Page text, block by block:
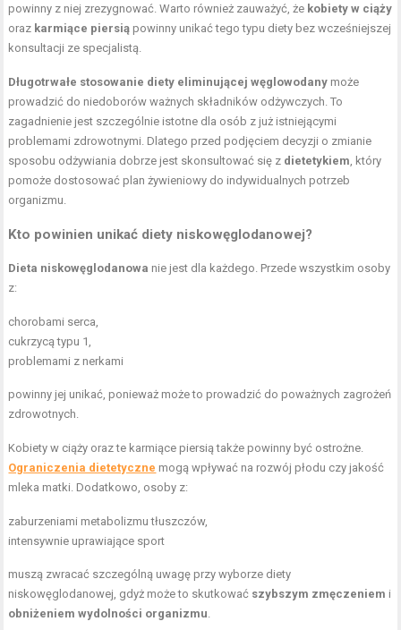
powinny z niej zrezygnować. Warto również zauważyć, że kobiety w ciąży
oraz karmiące piersią powinny unikać tego typu diety bez wcześniejszej
konsultacji ze specjalistą.
Długotrwałe stosowanie diety eliminującej węglowodany może
prowadzić do niedoborów ważnych składników odżywczych. To
zagadnienie jest szczególnie istotne dla osób z już istniejącymi
problemami zdrowotnymi. Dlatego przed podjęciem decyzji o zmianie
sposobu odżywiania dobrze jest skonsultować się z dietetykiem , który
pomoże dostosować plan żywieniowy do indywidualnych potrzeb
organizmu.
Kto powinien unikać diety niskowęglodanowej?
Dieta niskowęglodanowa nie jest dla każdego. Przede wszystkim osoby
z:
chorobami serca,
cukrzycą typu 1,
problemami z nerkami
powinny jej unikać, ponieważ może to prowadzić do poważnych zagrożeń
zdrowotnych.
Kobiety w ciąży oraz te karmiące piersią także powinny być ostrożne.
Ograniczenia dietetyczne mogą wpływać na rozwój płodu czy jakość
mleka matki. Dodatkowo, osoby z:
zaburzeniami metabolizmu tłuszczów,
intensywnie uprawiające sport
muszą zwracać szczególną uwagę przy wyborze diety
niskowęglodanowej, gdyż może to skutkować szybszym zmęczeniem i
obniżeniem wydolności organizmu